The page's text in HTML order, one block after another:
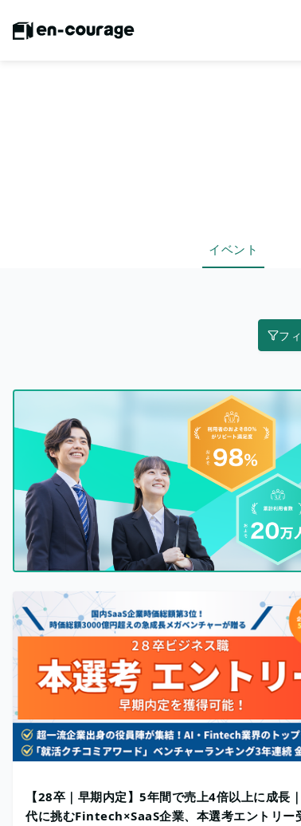
イベント
フ
【28卒｜早期内定】5年間で売上4倍以上に成長
代に挑むFintech×SaaS企業、本選考エントリー